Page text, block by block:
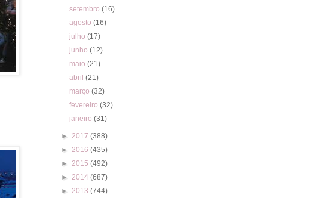
setembro(16)
agosto(16)
julho(17)
junho(12)
maio(21)
abril(21)
março(32)
fevereiro(32)
janeiro(31)
► 2017 (388)
► 2016 (435)
► 2015 (492)
► 2014 (687)
► 2013 (744)